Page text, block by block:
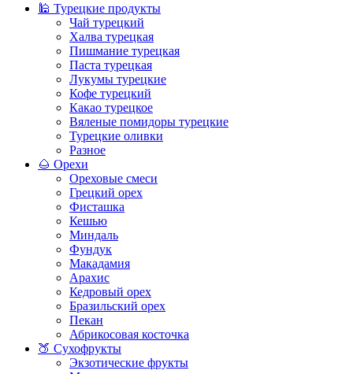
🕌 Турецкие продукты
Чай турецкий
Халва турецкая
Пишмание турецкая
Паста турецкая
Лукумы турецкие
Кофе турецкий
Какао турецкое
Вяленые помидоры турецкие
Турецкие оливки
Разное
🌰 Орехи
Ореховые смеси
Грецкий орех
Фисташка
Кешью
Миндаль
Фундук
Макадамия
Арахис
Кедровый орех
Бразильский орех
Пекан
Абрикосовая косточка
🍑 Сухофрукты
Экзотические фрукты